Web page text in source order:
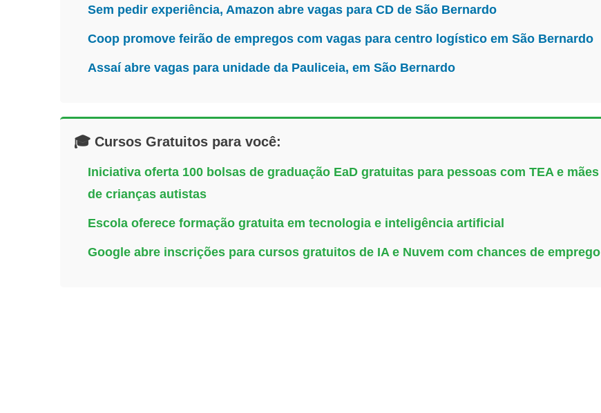
Sem pedir experiência, Amazon abre vagas para CD de São Bernardo
Coop promove feirão de empregos com vagas para centro logístico em São Bernardo
Assaí abre vagas para unidade da Pauliceia, em São Bernardo
🎓 Cursos Gratuitos para você:
Iniciativa oferta 100 bolsas de graduação EaD gratuitas para pessoas com TEA e mães
de crianças autistas
Escola oferece formação gratuita em tecnologia e inteligência artificial
Google abre inscrições para cursos gratuitos de IA e Nuvem com chances de emprego